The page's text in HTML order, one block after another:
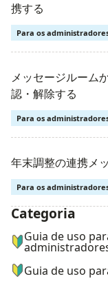
携する
Para os
メッセージルーム
認・解除する
Para os
年末調整の連携メ
Para os
ナビゲーションメニ
Categoria
Guia de uso
Guia de uso